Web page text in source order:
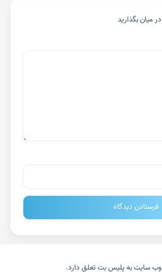
میان بگذارید
سایت به پلیس بت تعلق دارد.